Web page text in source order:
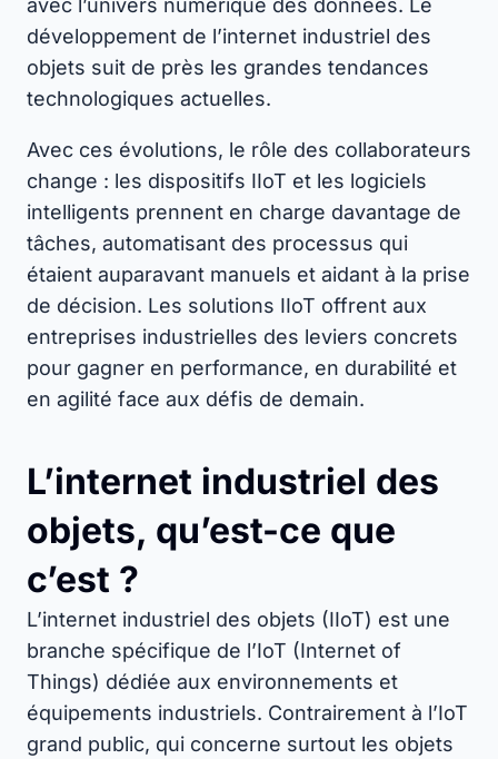
développement de l’internet industriel des
objets suit de près les grandes tendances
technologiques actuelles.
Avec ces évolutions, le rôle des collaborateurs
change : les dispositifs IIoT et les logiciels
intelligents prennent en charge davantage de
tâches, automatisant des processus qui
étaient auparavant manuels et aidant à la prise
de décision. Les solutions IIoT offrent aux
entreprises industrielles des leviers concrets
pour gagner en performance, en durabilité et
en agilité face aux défis de demain.
L’internet industriel des
objets, qu’est-ce que
c’est ?
L’internet industriel des objets (IIoT) est une
branche spécifique de l’IoT (Internet of
Things) dédiée aux environnements et
équipements industriels. Contrairement à l’IoT
grand public, qui concerne surtout les objets